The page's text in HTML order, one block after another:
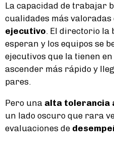
La capacidad de trabajar
cualidades más valoradas
ejecutivo. El directorio la
esperan y los equipos se
ejecutivos que la tienen
ascender más rápido y
pares.
Pero una alta tolerancia
un lado oscuro que rara
evaluaciones de